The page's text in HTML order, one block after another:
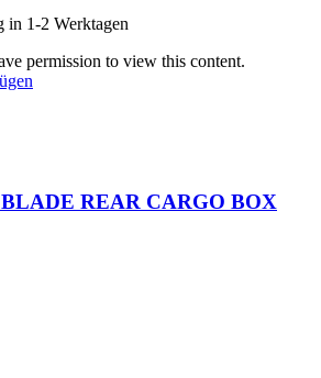
in 1-2 Werktagen
permission to view this content.
REAR CARGO BOX